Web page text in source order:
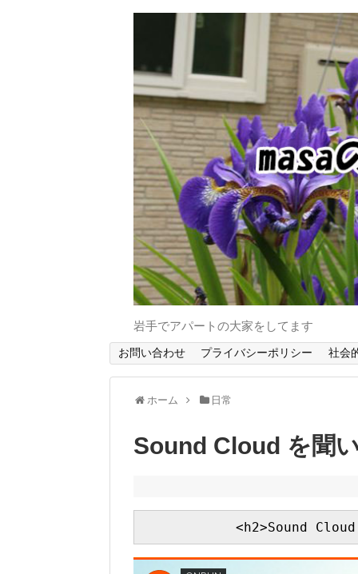
岩手でアパートの大家をしてます
お問い合わせ プライバシーポリシー 社会
ホーム 日常
Sound Cloud を聞